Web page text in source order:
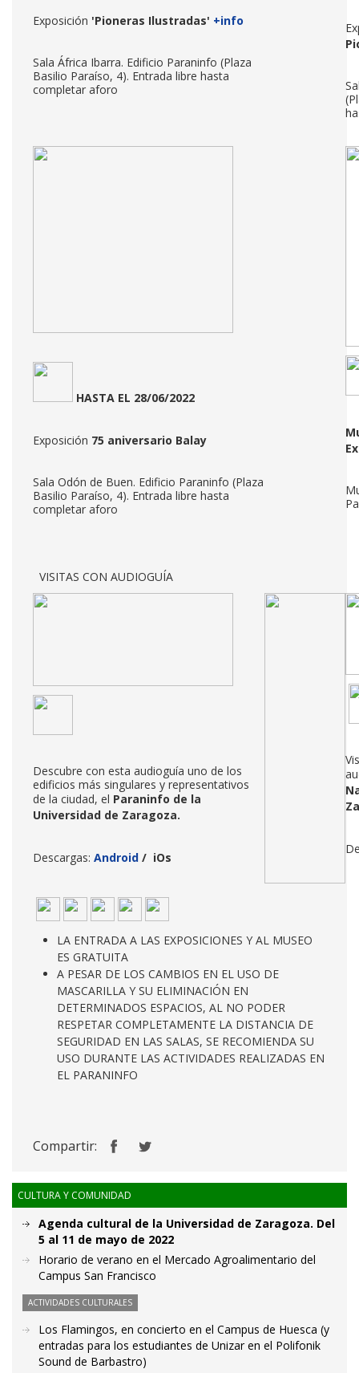
Exposición 'Pioneras Ilustradas' +info
Sala África Ibarra. Edificio Paraninfo (Plaza
Basilio Paraíso, 4). Entrada libre hasta
completar aforo
HASTA EL 28/06/2022
Exposición 75 aniversario Balay
Sala Odón de Buen. Edificio Paraninfo (Plaza
Basilio Paraíso, 4). Entrada libre hasta
completar aforo
VISITAS CON AUDIOGUÍA
Descubre con esta audioguía uno de los
edificios más singulares y representativos
de la ciudad, el Paraninfo de la
Universidad de Zaragoza.
Descargas: Android / iOs
LA ENTRADA A LAS EXPOSICIONES Y AL MUSEO
ES GRATUITA
A PESAR DE LOS CAMBIOS EN EL USO DE
MASCARILLA Y SU ELIMINACIÓN EN
DETERMINADOS ESPACIOS, AL NO PODER
RESPETAR COMPLETAMENTE LA DISTANCIA DE
SEGURIDAD EN LAS SALAS, SE RECOMIENDA SU
USO DURANTE LAS ACTIVIDADES REALIZADAS EN
EL PARANINFO
Compartir:
CULTURA Y COMUNIDAD
Agenda cultural de la Universidad de Zaragoza. Del
5 al 11 de mayo de 2022
Horario de verano en el Mercado Agroalimentario del
Campus San Francisco
ACTIVIDADES CULTURALES
Los Flamingos, en concierto en el Campus de Huesca (y
entradas para los estudiantes de Unizar en el Polifonik
Sound de Barbastro)